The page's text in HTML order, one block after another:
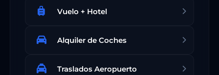
Vuelo + Hotel
Alquiler de Coches
Traslados Aeropuerto